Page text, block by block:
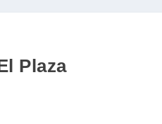
Plaza